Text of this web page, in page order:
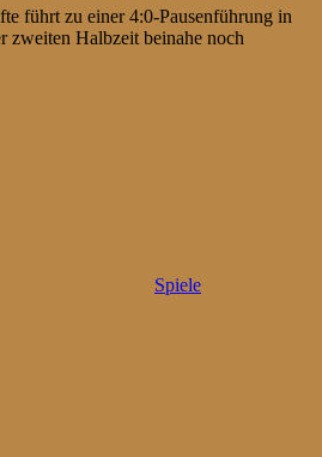
führt zu einer 4:0-Pausenführung in
zweiten Halbzeit beinahe noch
Spiele